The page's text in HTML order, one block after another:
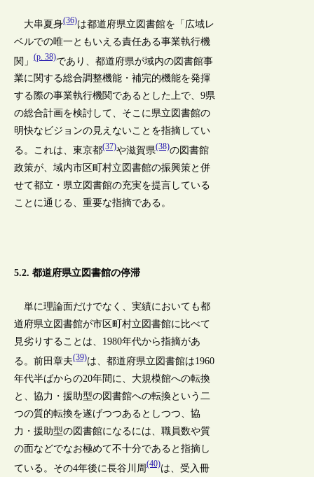
大串夏身(36)は都道府県立図書館を「広域レ
ベルでの唯一ともいえる責任ある事業執行機
関」(p. 38)であり、都道府県が域内の図書館事
業に関する総合調整機能・補完的機能を発揮
する際の事業執行機関であるとした上で、9県
の総合計画を検討して、そこに県立図書館の
明快なビジョンの見えないことを指摘してい
る。これは、東京都(37)や滋賀県(38)の図書館
政策が、域内市区町村立図書館の振興策と併
せて都立・県立図書館の充実を提言している
ことに通じる、重要な指摘である。
5.2. 都道府県立図書館の停滞
単に理論面だけでなく、実績においても都
道府県立図書館が市区町村立図書館に比べて
見劣りすることは、1980年代から指摘があ
る。前田章夫(39)は、都道府県立図書館は1960
年代半ばからの20年間に、大規模館への転換
と、協力・援助型の図書館への転換という二
つの質的転換を遂げつつあるとしつつ、協
力・援助型の図書館になるには、職員数や質
の面などでなお極めて不十分であると指摘し
ている。その4年後に長谷川周(40)は、受入冊